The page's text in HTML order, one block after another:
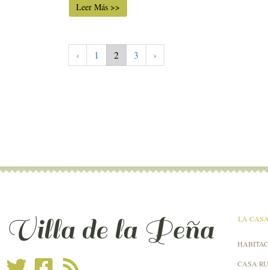
Leer Más >>
‹ 1 2 3 ›
Villa de la Peña LA CASA
CASA